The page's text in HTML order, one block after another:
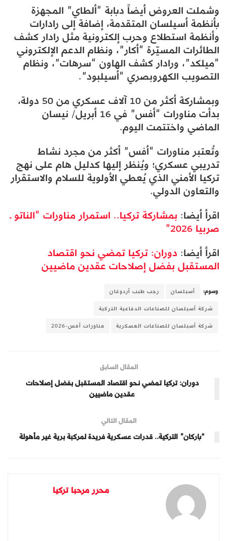
وشملت العروض أيضاً دبابة “ألطاي” المجهزة
بأنظمة أسيلسان المتقدمة، إضافة إلى رادارات
وأنظمة استطلاع وحرب إلكترونية مثل رادار كشف
الطائرات المسيّرة “أكار”، ونظام الدعم الإلكتروني
“ميلكد”، ورادار كشف الهاون “سرهات”، ونظام
التصويب الكهروبصري “أسيلبود”.
وبمشاركة أكثر من 10 آلاف عسكري من 50 دولة،
بدأت مناورات “أفس” في 16 أبريل/ نيسان
الماضي واختتمت اليوم.
وتُعتبر مناورات “أفس” أكثر من مجرد نشاط
تدريبي عسكري؛ ويُنظر إليها كدليل هام على نهج
تركيا الأمني ​​الذي يُعطي الأولوية للسلام والاستقرار
والتعاون الدولي.
اقرأ أيضا: بمشاركة تركيا.. استمرار مناورات “الناتو ـ
صربيا 2026”
اقرأ أيضا: دوران: تركيا تمضي نحو اقتصاد
المستقبل بفضل إصلاحات عقدين ماضيين
وسوم: أسيلسان
رجب طيب أردوغان
شركة أسيلسان للصناعات الدفاعية التركية
شركة أسيلسان للصناعات العسكرية
مناورات أفس-2026
المقال السابق
دوران: تركيا تمضي نحو اقتصاد المستقبل بفضل إصلاحات
عقدين ماضيين
المقال التالي
“باركان” التركية.. قدرات عسكرية فريدة لمركبة برية غير مأهولة
محرر مرحبا تركيا